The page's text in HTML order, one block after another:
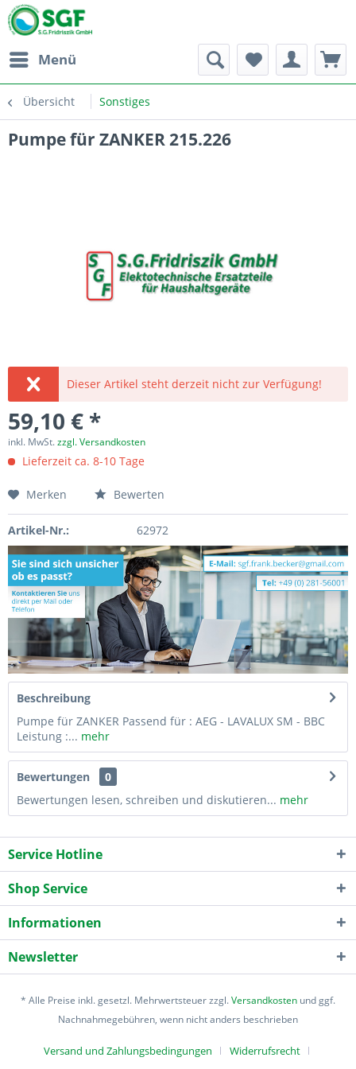
Menü
Übersicht Sonstiges
Pumpe für ZANKER 215.226
Dieser Artikel steht derzeit nicht zur Verfügung!
59,10 € *
inkl. MwSt.zzgl. Versandkosten
Lieferzeit ca. 8-10 Tage
Merken Bewerten
Artikel-Nr.: 62972
Beschreibung
Pumpe für ZANKER Passend für : AEG - LAVALUX SM - BBC
Leistung :... mehr
Bewertungen
0
Bewertungen lesen, schreiben und diskutieren... mehr
Service Hotline
Shop Service
Informationen
Newsletter
* Alle Preise inkl. gesetzl. Mehrwertsteuer zzgl.Versandkosten und ggf.
Nachnahmegebühren, wenn nicht anders beschrieben
Versand und Zahlungsbedingungen Widerrufsrecht